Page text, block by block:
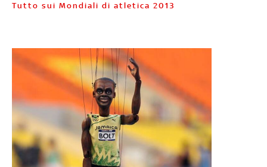
Tutto sui Mondiali di atletica 2013